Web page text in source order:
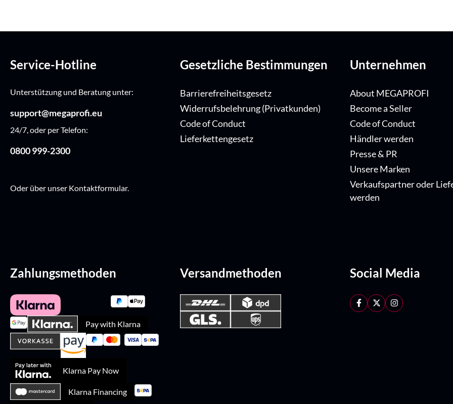
Service-Hotline
Unterstützung und Beratung unter:
support@megaprofi.eu
24/7, oder per Telefon:
0800 999-2300
Oder über unser Kontaktformular.
Gesetzliche Bestimmungen
Barrierefreiheitsgesetz
Widerrufsbelehrung (Privatkunden)
Code of Conduct
Lieferkettengesetz
Unternehmen
About MEGAPROFI
Become a Seller
Code of Conduct
Händler werden
Presse & PR
Unsere Marken
Verkaufspartner oder
werden
Zahlungsmethoden
Pay with Klarna
Klarna Pay Now
Klarna Financing
Versandmethoden Social Media